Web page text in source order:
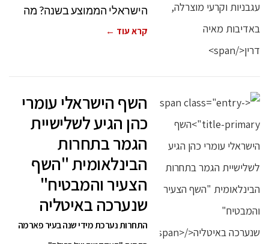
הישראלי הממוצע בשנה? מה
קרא עוד ←
השף הישראלי עומרי
כהן הגיע לשלישיית
הגמר בתחרות
הבינלאומית "השף
הצעיר והמבטיח"
שנערכה באיטליה
התחרות נערכת מידי שנה בעיר פארמה